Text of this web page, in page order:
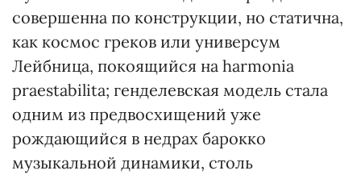
совершенна по конструкции, но статична,
как космос греков или универсум
Лейбница, покоящийся на harmonia
praestabilita; генделевская модель стала
одним из предвосхищений уже
рождающийся в недрах барокко
музыкальной динамики, столь